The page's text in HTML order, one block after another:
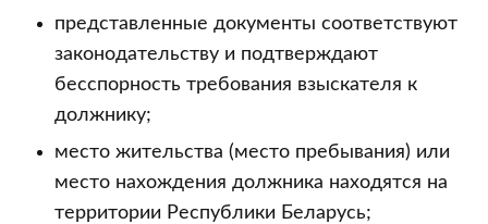
представленные документы соответствуют
законодательству и подтверждают
бесспорность требования взыскателя к
должнику;
место жительства (место пребывания) или
место нахождения должника находятся на
территории Республики Беларусь;